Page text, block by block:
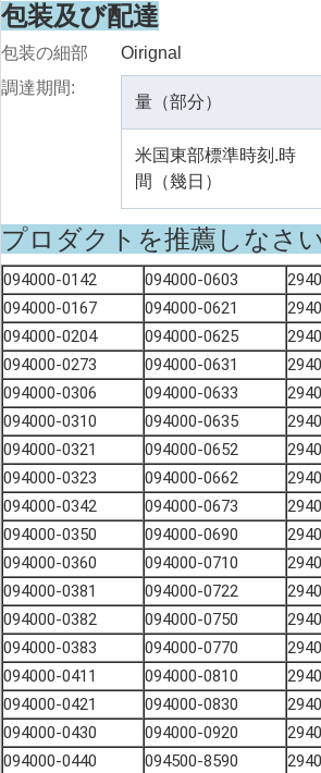
包装及び配達
包装の細部
Oirignal
調達期間:
量（部分）
米国東部標準時刻.時
間（幾日）
プロダクトを推薦しなさ
094000-0142 094000-0603
094000-0167
094000-0621
094000-0204
094000-0625
094000-0273
094000-0631
094000-0306
094000-0633
094000-0310
094000-0635
094000-0321
094000-0652
094000-0323
094000-0662
094000-0342
094000-0673
094000-0350
094000-0690
094000-0360
094000-0710
094000-0381
094000-0722
094000-0382
094000-0750
094000-0383
094000-0770
094000-0411
094000-0810
094000-0421
094000-0830
094000-0430
094000-0920
094000-0440
094500-8590